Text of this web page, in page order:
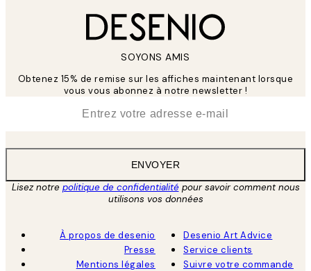
SOYONS AMIS
Obtenez 15% de remise sur les affiches maintenant lorsque
vous vous abonnez à notre newsletter !
ENVOYER
Lisez notre politique de confidentialitépour savoir comment nous
utilisons vos données
À propos de desenio
Presse
Mentions légales
Desenio Art Advice
Service clients
Suivre votre commande